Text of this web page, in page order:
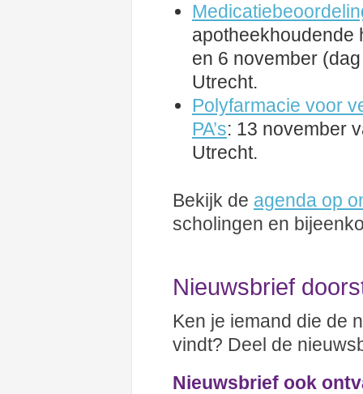
apotheekhoudende
en 6 november
Utrecht.
Polyfarmacie voor
PA’s: 13 november
Utrecht.
Bekijk de agenda op
scholingen en
Nieuwsbrief
Ken je iemand die de
vindt? Deel de
Nieuwsbrief ook